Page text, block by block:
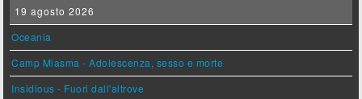
19 agosto 2026
Oceania
Camp Miasma - Adolescenza, sesso e morte
Insidious - Fuori dall'altrove